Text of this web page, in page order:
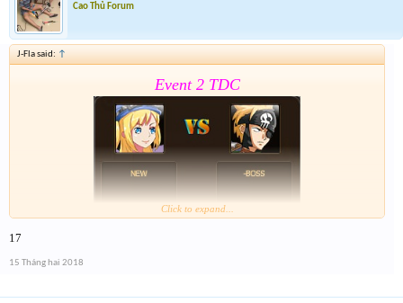
Cao Thủ Forum
J-Fla said: ↑
Event 2 TDC
Nay là cả event hôm qua lun nên mỗi giải sẽ có 2 lần
nhé . Tổng 6 slot trúng cho event cuối cùng của năm
Click to expand...
17
15 Tháng hai 2018